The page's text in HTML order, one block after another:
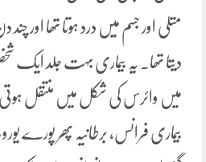
متلی اور جسم میں درد ہوتا تھا اور
دیتا تھا۔ یہ بیماری بہت جلد
میں وائرس کی شکل میں منتقل ہوتی
بیماری فرانس، برطانیہ پھر پورے